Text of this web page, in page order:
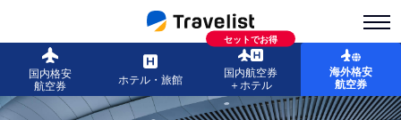
国内格安
航空券
ホテル・旅館
セットでお得
国内航空券
＋ホテル
海外格安
航空券